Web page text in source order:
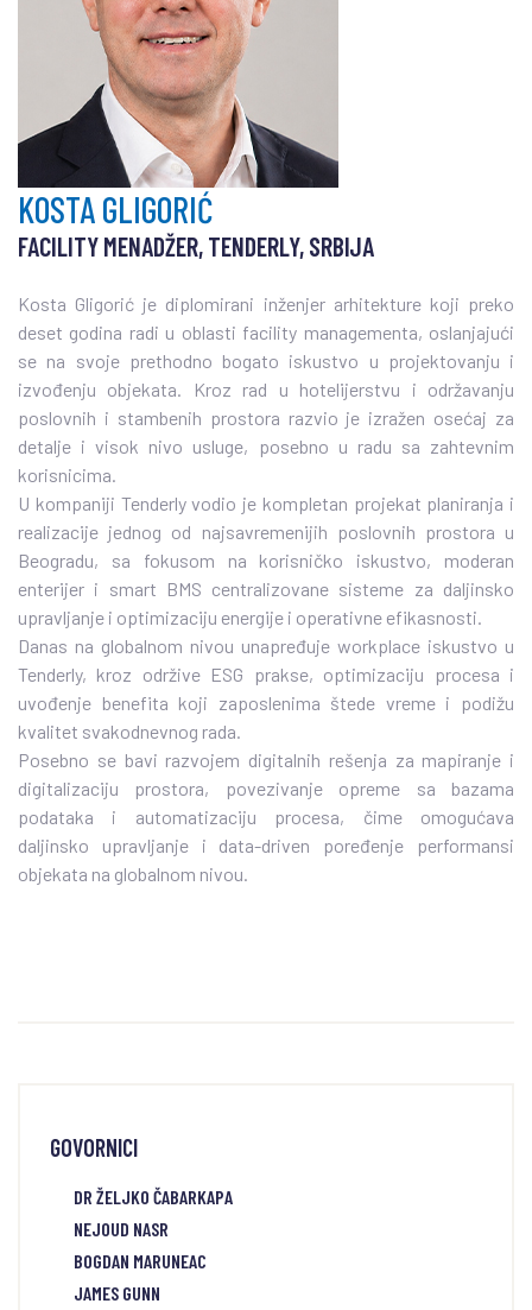
KOSTA GLIGORIĆ
FACILITY MENADŽER, TENDERLY, SRBIJA
Kosta Gligorić je diplomirani inženjer arhitekture koji preko
deset godina radi u oblasti facility managementa, oslanjajući
se na svoje prethodno bogato iskustvo u projektovanju i
izvođenju objekata. Kroz rad u hotelijerstvu i održavanju
poslovnih i stambenih prostora razvio je izražen osećaj za
detalje i visok nivo usluge, posebno u radu sa zahtevnim
korisnicima.
U kompaniji Tenderly vodio je kompletan projekat planiranja i
realizacije jednog od najsavremenijih poslovnih prostora u
Beogradu, sa fokusom na korisničko iskustvo, moderan
enterijer i smart BMS centralizovane sisteme za daljinsko
upravljanje i optimizaciju energije i operativne efikasnosti.
Danas na globalnom nivou unapređuje workplace iskustvo u
Tenderly, kroz održive ESG prakse, optimizaciju procesa i
uvođenje benefita koji zaposlenima štede vreme i podižu
kvalitet svakodnevnog rada.
Posebno se bavi razvojem digitalnih rešenja za mapiranje i
digitalizaciju prostora, povezivanje opreme sa bazama
podataka i automatizaciju procesa, čime omogućava
daljinsko upravljanje i data-driven poređenje performansi
objekata na globalnom nivou.
GOVORNICI
DR ŽELJKO ČABARKAPA
NEJOUD NASR
BOGDAN MARUNEAC
JAMES GUNN